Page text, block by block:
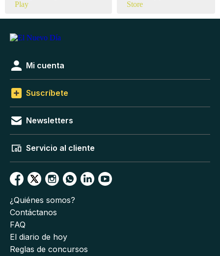
Mi cuenta
Suscríbete
Newsletters
Servicio al cliente
¿Quiénes somos?
Contáctanos
FAQ
El diario de hoy
Reglas de concursos